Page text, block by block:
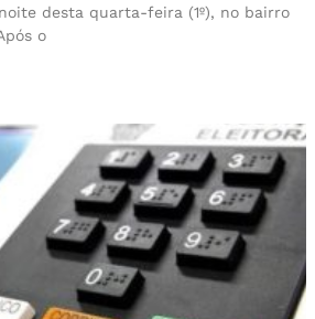
desta quarta-feira (1º), no bairro
o